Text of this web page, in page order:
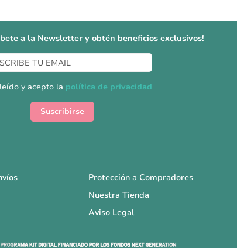
a la Newsletter y obtén beneficios exclusivos!
y acepto la política de privacidad
Suscribirse
Protección a Compradores
Nuestra Tienda
Aviso Legal